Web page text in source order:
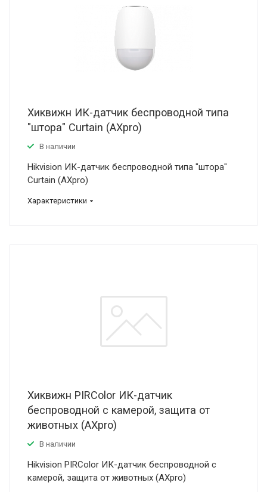
Хиквижн ИК-датчик беспроводной типа
"штора" Curtain (AXpro)
В наличии
Hikvision ИК-датчик беспроводной типа "штора"
Curtain (AXpro)
Характеристики
Хиквижн PIRColor ИК-датчик
беспроводной с камерой, защита от
животных (AXpro)
В наличии
Hikvision PIRColor ИК-датчик беспроводной с
камерой, защита от животных (AXpro)